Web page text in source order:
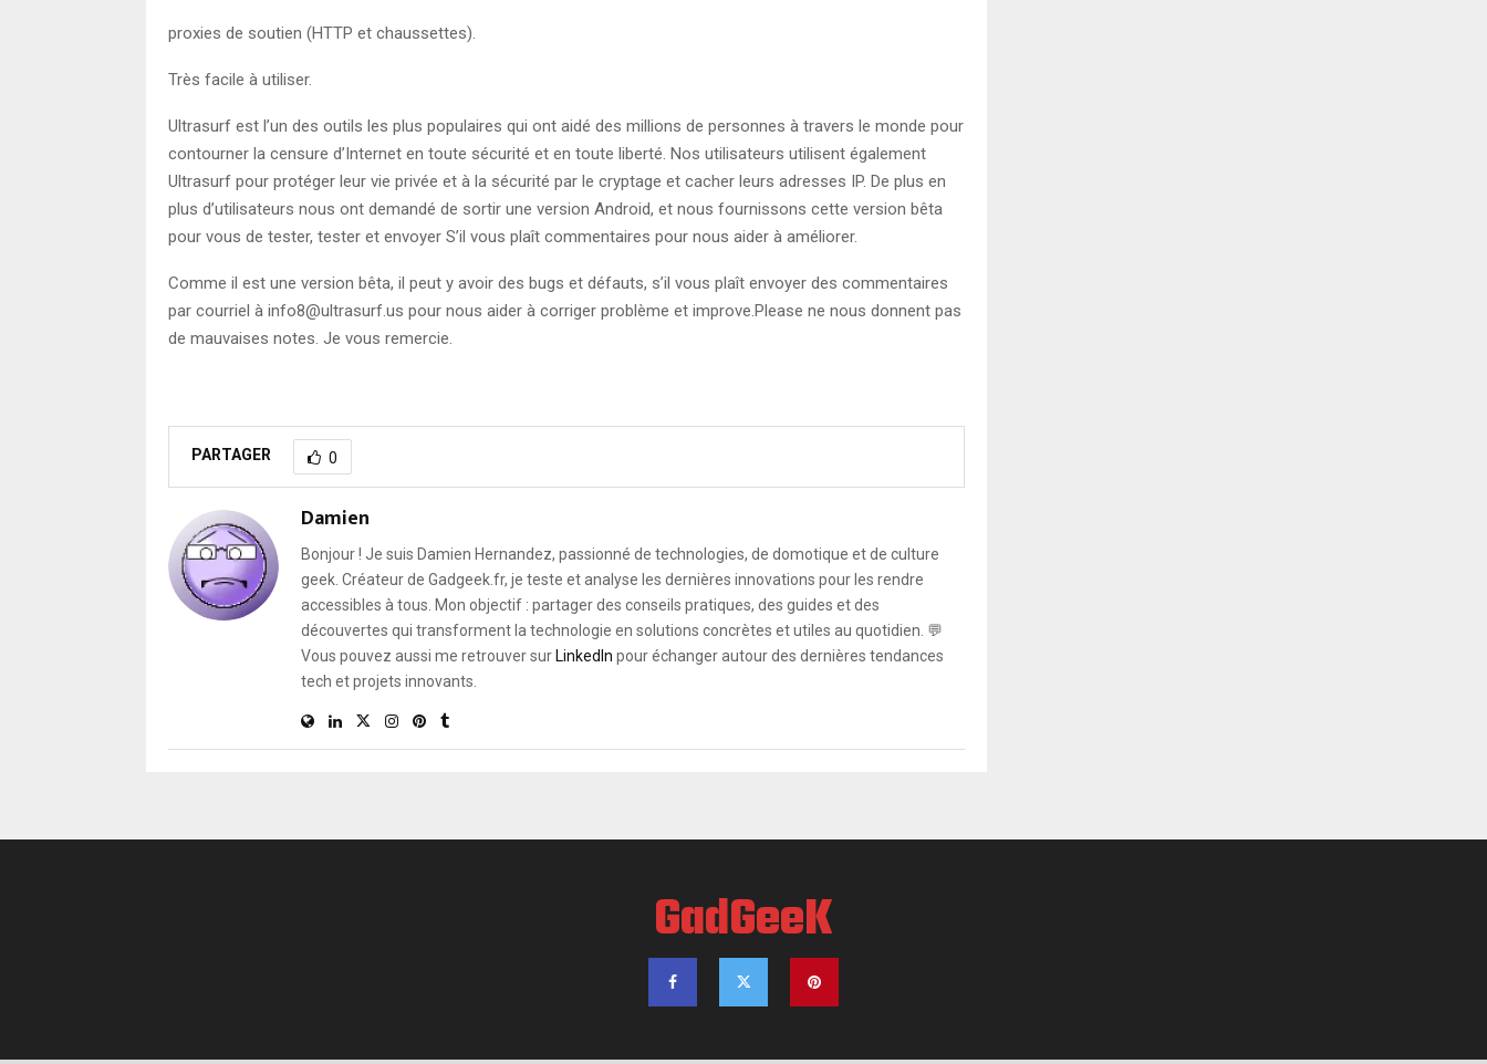
proxies de soutien (HTTP et chaussettes).
Très facile à utiliser.
Ultrasurf est l’un des outils les plus populaires qui ont aidé des millions de personnes à travers le monde pour
contourner la censure d’Internet en toute sécurité et en toute liberté. Nos utilisateurs utilisent également
Ultrasurf pour protéger leur vie privée et à la sécurité par le cryptage et cacher leurs adresses IP. De plus en
plus d’utilisateurs nous ont demandé de sortir une version Android, et nous fournissons cette version bêta
pour vous de tester, tester et envoyer S’il vous plaît commentaires pour nous aider à améliorer.
Comme il est une version bêta, il peut y avoir des bugs et défauts, s’il vous plaît envoyer des commentaires
par courriel à info8@ultrasurf.us pour nous aider à corriger problème et improve.Please ne nous donnent pas
de mauvaises notes. Je vous remercie.
PARTAGER 0
Damien
Bonjour ! Je suis Damien Hernandez, passionné de technologies, de domotique et de culture
geek. Créateur de Gadgeek.fr, je teste et analyse les dernières innovations pour les rendre
accessibles à tous. Mon objectif : partager des conseils pratiques, des guides et des
découvertes qui transforment la technologie en solutions concrètes et utiles au quotidien. 💬
Vous pouvez aussi me retrouver surLinkedIn pour échanger autour des dernières tendances
tech et projets innovants.
GadGeeK